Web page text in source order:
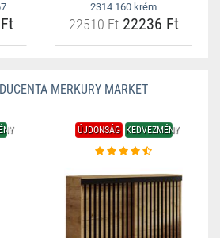
2314 160 krém
22510 Ft22236 Ft
MERKURY MARKET
ÚJDONSÁG KEDVEZMÉNY